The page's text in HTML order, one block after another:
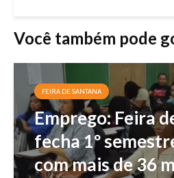
Você também pode
FEIRA DE SANTANA
Emprego: Feira
fecha 1º
com mais de 36